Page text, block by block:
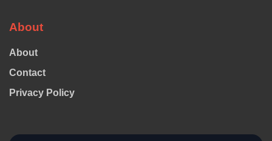
About
About
Contact
Privacy Policy